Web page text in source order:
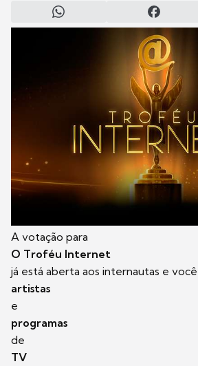
A votação para
O Troféu Internet
já está aberta aos internautas e
artistas
e
programas
de
TV